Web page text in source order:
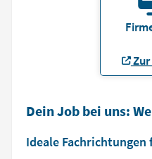
Zur
Dein Job bei uns:
Ideale Fachrichtungen